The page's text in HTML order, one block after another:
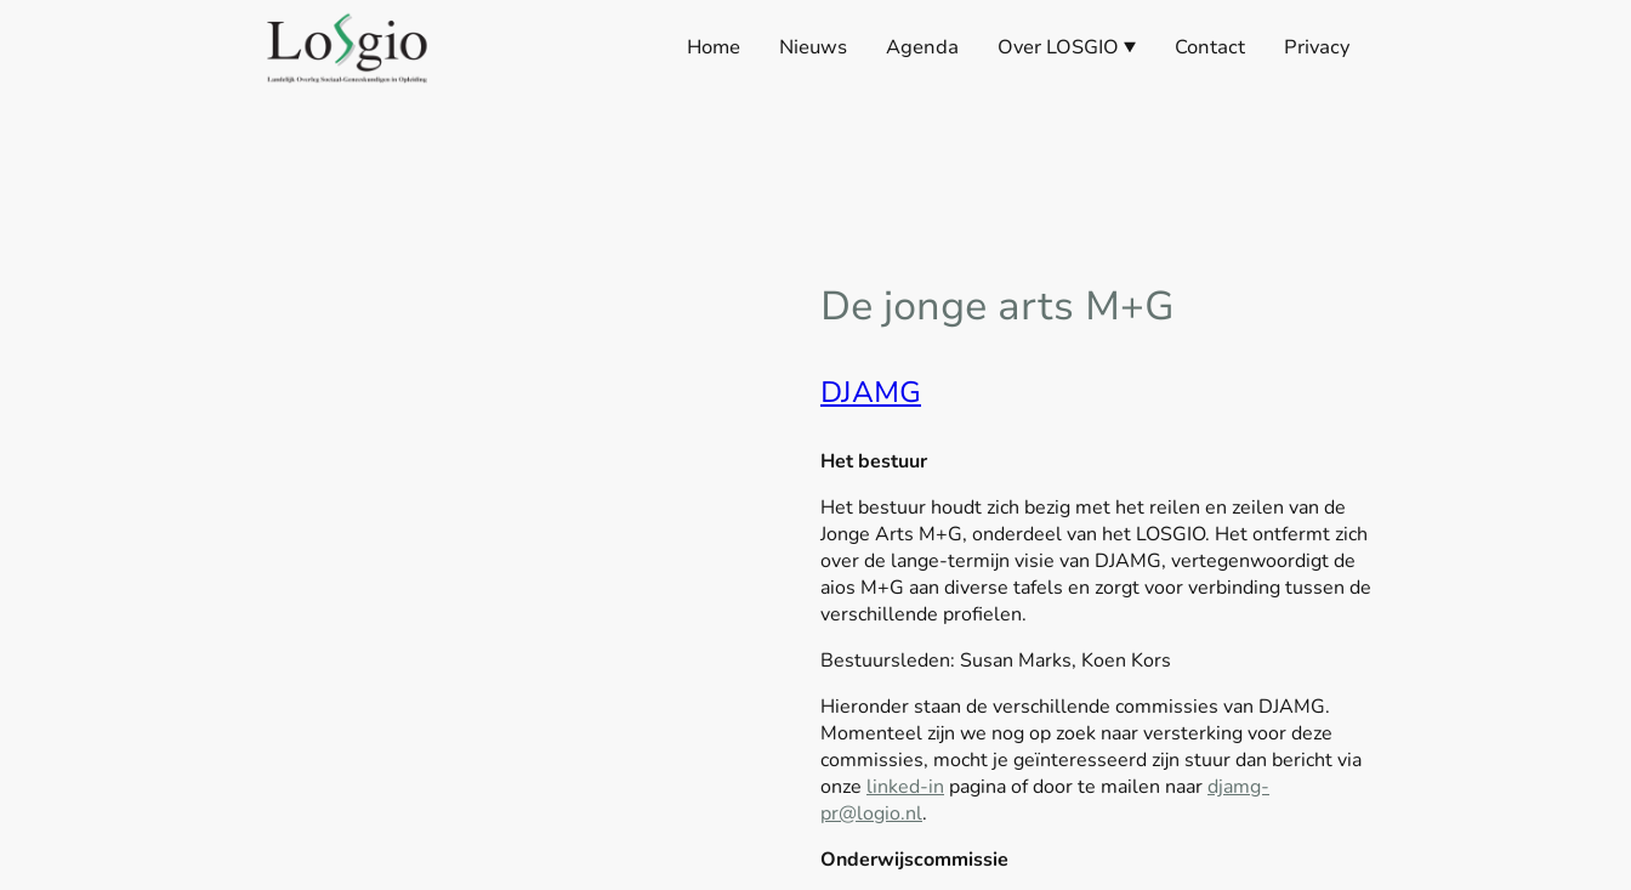
Home Nieuws Agenda Over LOSGIO Contact Privacy
De jonge arts M+G
DJAMG
Het bestuur
Het bestuur houdt zich bezig met het reilen en zeilen van de
Jonge Arts M+G, onderdeel van het LOSGIO. Het ontfermt zich
over de lange-termijn visie van DJAMG, vertegenwoordigt de
aios M+G aan diverse tafels en zorgt voor verbinding tussen de
verschillende profielen.
Bestuursleden: Susan Marks, Koen Kors
Hieronder staan de verschillende commissies van DJAMG.
Momenteel zijn we nog op zoek naar versterking voor deze
commissies, mocht je geïnteresseerd zijn stuur dan bericht via
onze linked-in pagina of door te mailen naardjamg-
pr@logio.nl.
Onderwijscommissie